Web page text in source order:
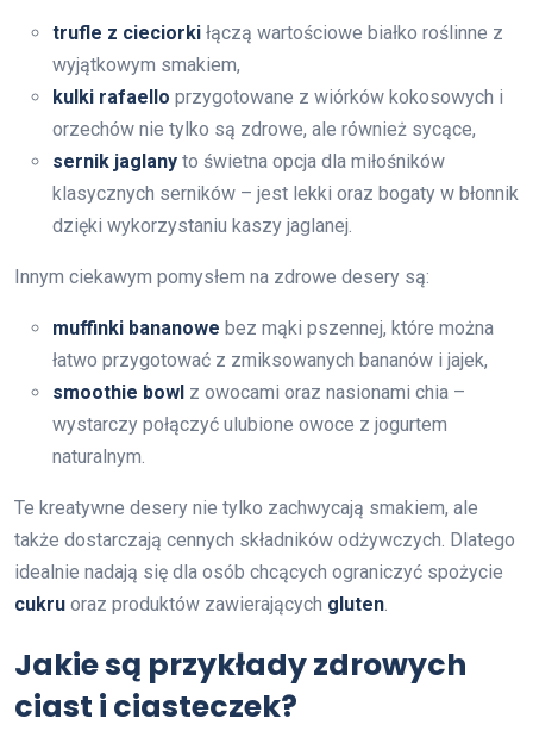
trufle z cieciorki łączą wartościowe białko roślinne z
wyjątkowym smakiem,
kulki rafaello przygotowane z wiórków kokosowych i
orzechów nie tylko są zdrowe, ale również sycące,
sernik jaglany to świetna opcja dla miłośników
klasycznych serników – jest lekki oraz bogaty w błonnik
dzięki wykorzystaniu kaszy jaglanej.
Innym ciekawym pomysłem na zdrowe desery są:
muffinki bananowe bez mąki pszennej, które można
łatwo przygotować z zmiksowanych bananów i jajek,
smoothie bowl z owocami oraz nasionami chia –
wystarczy połączyć ulubione owoce z jogurtem
naturalnym.
Te kreatywne desery nie tylko zachwycają smakiem, ale
także dostarczają cennych składników odżywczych. Dlatego
idealnie nadają się dla osób chcących ograniczyć spożycie
cukru oraz produktów zawierających gluten
Jakie są przykłady zdrowych
ciast i ciasteczek?